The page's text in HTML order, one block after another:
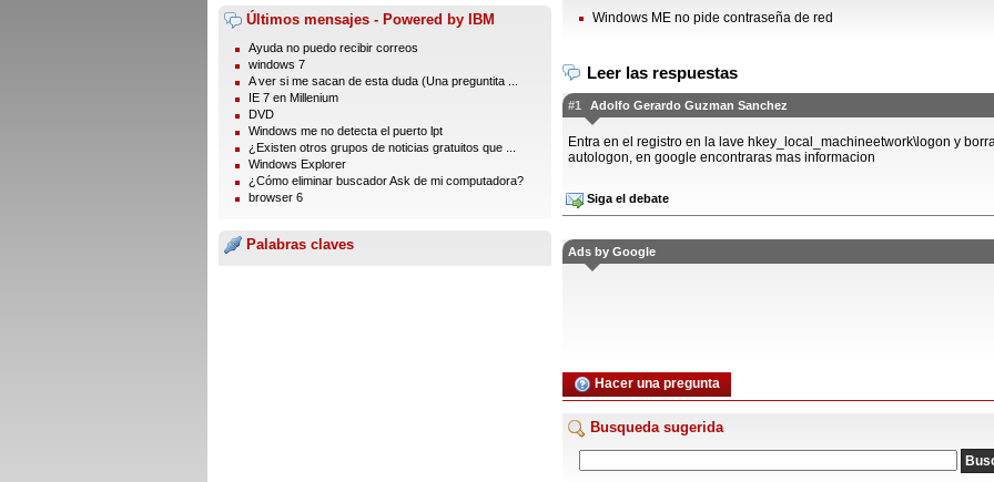
Últimos mensajes - Powered by IBM
Ayuda no puedo recibir correos
windows 7
A ver si me sacan de esta duda (Una preguntita ...
IE 7 en Millenium
DVD
Windows me no detecta el puerto lpt
¿Existen otros grupos de noticias gratuitos que ...
Windows Explorer
¿Cómo eliminar buscador Ask de mi computadora?
browser 6
Palabras claves
Windows ME no pide contraseña de red
Leer las respuestas
#1 Adolfo Gerardo Guzman Sanchez
Entra en el registro en la lave hkey_local_machineetwork\logon y
autologon, en google encontraras mas informacion
Siga el debate
Ads by Google
Hacer una pregunta
Busqueda sugerida